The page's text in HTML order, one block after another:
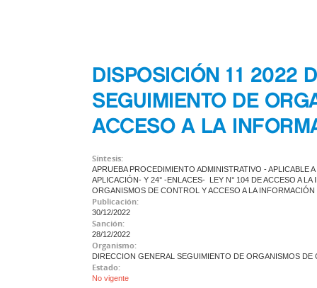
DISPOSICIÓN 11 2022
SEGUIMIENTO DE
ACCESO A LA
Síntesis:
APRUEBA PROCEDIMIENTO ADMINISTRATIVO - APLICABLE
APLICACIÓN- Y 24° -ENLACES- LEY N° 104 DE ACCESO A
ORGANISMOS DE CONTROL Y ACCESO A LA INFORMACIÓN
Publicación:
30/12/2022
Sanción:
28/12/2022
Organismo:
DIRECCION GENERAL SEGUIMIENTO DE ORGANISMOS
Estado:
No vigente